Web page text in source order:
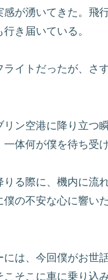
感が湧いてきた。飛
き届いている。
ライトだったが、さ
ン空港に降り立つ
一体何が僕を待ち受
る際に、機内に流
僕の不安な心に響い
は、今回僕がお世
こそこに車に乗り込